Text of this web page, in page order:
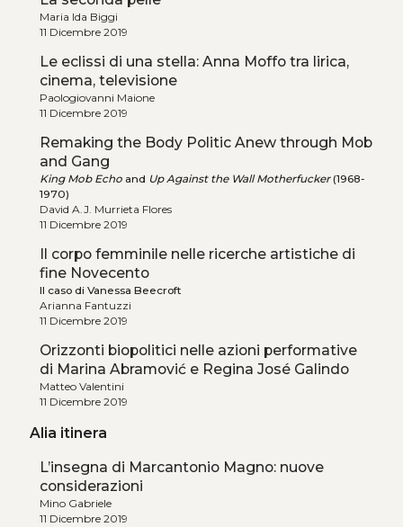
Maria Ida Biggi
11 Dicembre 2019
Le eclissi di una stella: Anna Moffo tra lirica,
cinema, televisione
Paologiovanni Maione
11 Dicembre 2019
Remaking the Body Politic Anew through Mob
and Gang
King Mob Echoand Up Against the Wall Motherfucker(1968-
1970)
David A.J. Murrieta Flores
11 Dicembre 2019
Il corpo femminile nelle ricerche artistiche di
fine Novecento
Il caso di Vanessa Beecroft
Arianna Fantuzzi
11 Dicembre 2019
Orizzonti biopolitici nelle azioni performative
di Marina Abramović e Regina José Galindo
Matteo Valentini
11 Dicembre 2019
Alia itinera
L’insegna di Marcantonio Magno: nuove
considerazioni
Mino Gabriele
11 Dicembre 2019